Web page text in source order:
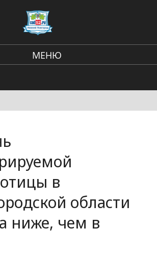
МЕНЮ
в
области
ниже, чем в